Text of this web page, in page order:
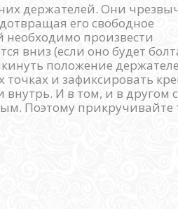
держателей. Они
его свободное
произвести
вниз (если оно будет
положение
и зафиксировать
И в том, и в другом
Поэтому прикручивайте